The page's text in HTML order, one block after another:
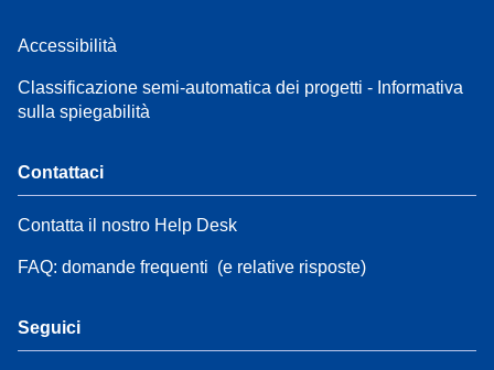
Accessibilità
Classificazione semi-automatica dei progetti - Informativa
sulla spiegabilità
Contattaci
Contatta il nostro Help Desk
FAQ: domande frequenti (e relative risposte)
Seguici